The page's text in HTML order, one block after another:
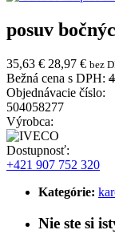
posuv
35,63 € 28,97 € bez
Bežná cena s DPH:
Objednávacie číslo:
504058277
Výrobca:
Dostupnosť:
+421 907 752 320
Kategórie:
Nie ste si